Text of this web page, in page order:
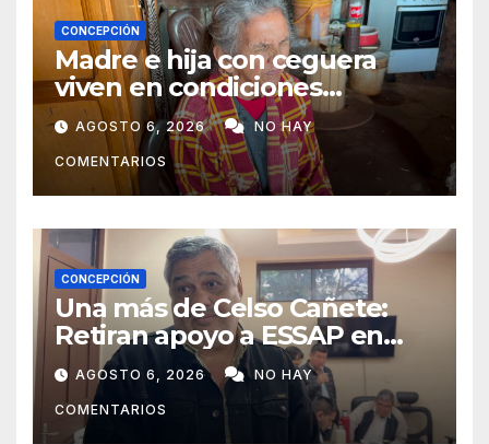
CONCEPCIÓN
Madre e hija con ceguera
viven en condiciones
precarias y vecinos impulsan
campaña solidaria para
ayudarlas
AGOSTO 6, 2026 NO HAY
COMENTARIOS
CONCEPCIÓN
Una más de Celso Cañete:
Retiran apoyo a ESSAP en
Concepción
AGOSTO 6, 2026 NO HAY
COMENTARIOS